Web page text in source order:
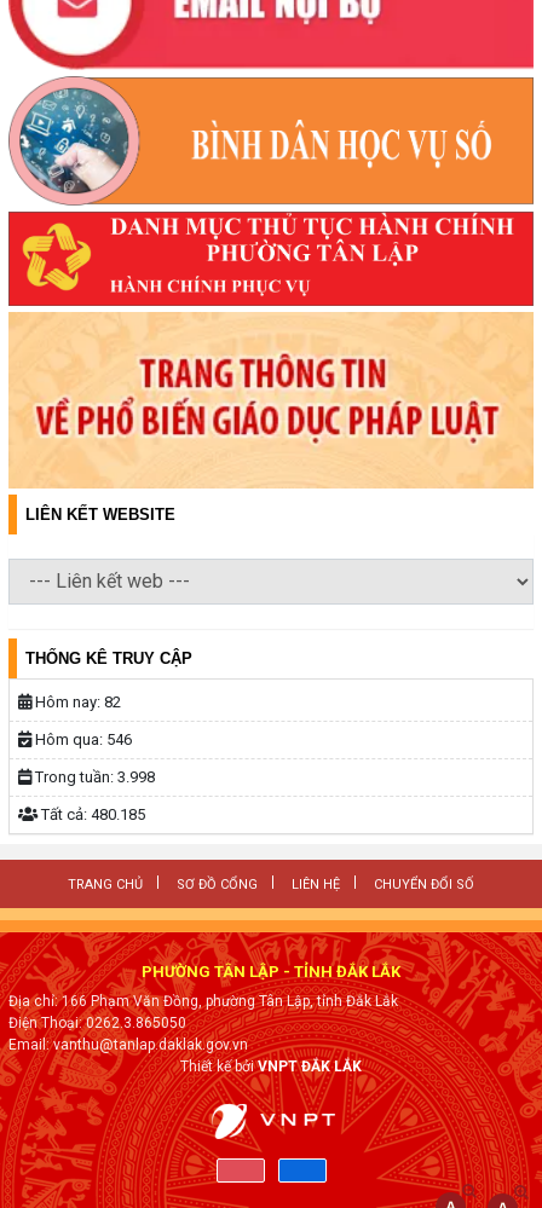
LIÊN KẾT WEBSITE
THỐNG KÊ TRUY CẬP
Hôm nay: 82
Hôm qua: 546
Trong tuần: 3.998
Tất cả: 480.185
TRANG CHỦ SƠ ĐỒ CỔNG LIÊN HỆ CHUYỂN ĐỔI SỐ
PHƯỜNG TÂN LẬP - TỈNH ĐẮK LẮK
Địa chỉ: 166 Phạm Văn Đồng, phường Tân Lập, tỉnh Đắk Lắk
Điện Thoại: 0262.3.865050
Email: vanthu@tanlap.daklak.gov.vn
Thiết kế bởiVNPT ĐẮK LẮK